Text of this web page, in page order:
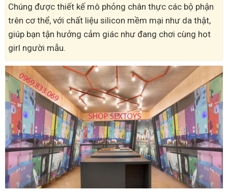
Chúng được thiết kế mô phỏng chân thực các bộ phận
trên cơ thể, với chất liệu silicon mềm mại như da thật,
giúp bạn tận hưởng cảm giác như đang chơi cùng hot
girl người mẫu.